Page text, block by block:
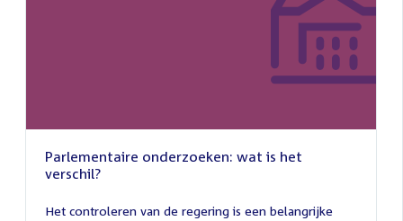
Parlementaire onderzoeken: wat is het
verschil?
juli
Het controleren van de regering is een belangrijke